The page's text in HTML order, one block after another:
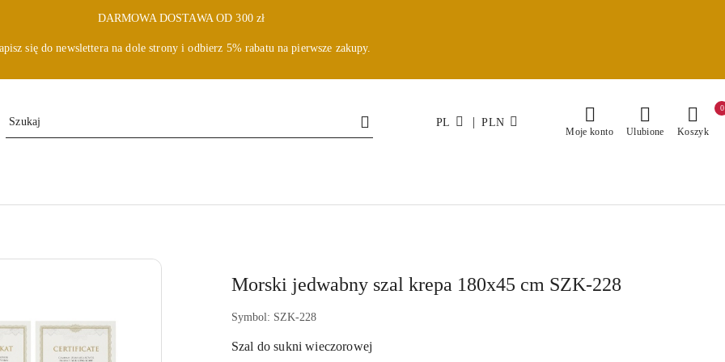
DARMOWA DOSTAWA OD 300 zł
się do newslettera na dole strony i odbierz 5% rabatu na pierwsze zakupy.
PL | PLN
Moje konto Ulubione Koszyk
0
Morski jedwabny szal krepa 180x45 cm SZK-228
Symbol: SZK-228
Szal do sukni wieczorowej